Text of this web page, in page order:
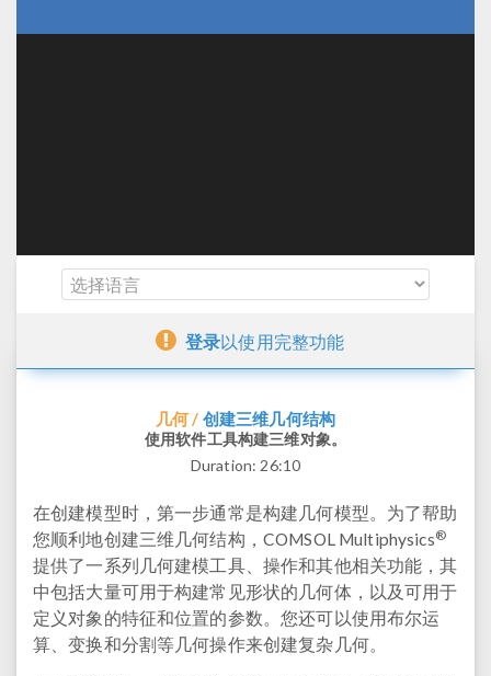
登录以使用完整功能
几何 / 创建三维几何结构
使用软件工具构建三维对象。
Duration: 26:10
在创建模型时，第一步通常是构建几何模型。为了帮助
您顺利地创建三维几何结构，COMSOL Multiphysics®
提供了一系列几何建模工具、操作和其他相关功能，其
中包括大量可用于构建常见形状的几何体，以及可用于
定义对象的特征和位置的参数。您还可以使用布尔运
算、变换和分割等几何操作来创建复杂几何。